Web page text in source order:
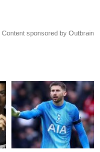
Content sponsored by Outbrain